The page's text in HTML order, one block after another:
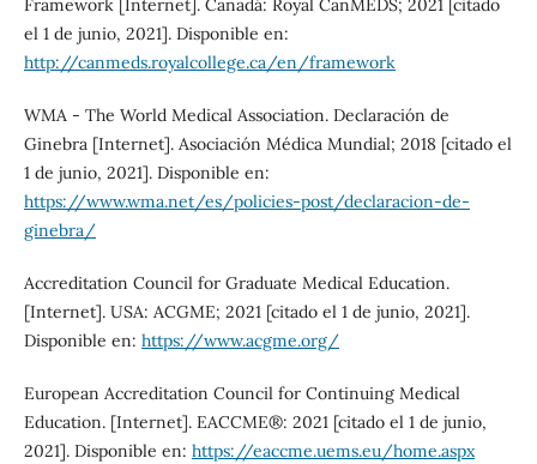
Framework [Internet]. Canadá: Royal CanMEDS; 2021 [citado
el 1 de junio, 2021]. Disponible en:
http://canmeds.royalcollege.ca/en/framework
WMA - The World Medical Association. Declaración de
Ginebra [Internet]. Asociación Médica Mundial; 2018 [citado el
1 de junio, 2021]. Disponible en:
https://www.wma.net/es/policies-post/declaracion-de-
ginebra/
Accreditation Council for Graduate Medical Education.
[Internet]. USA: ACGME; 2021 [citado el 1 de junio, 2021].
Disponible en: https://www.acgme.org/
European Accreditation Council for Continuing Medical
Education. [Internet]. EACCME®: 2021 [citado el 1 de junio,
2021]. Disponible en: https://eaccme.uems.eu/home.aspx